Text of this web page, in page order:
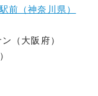
前（神奈川県）
（大阪府）